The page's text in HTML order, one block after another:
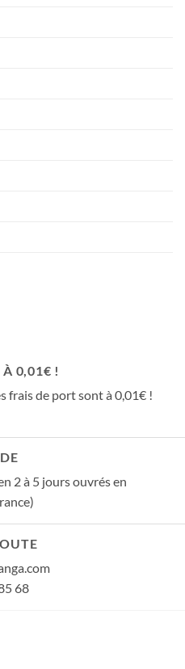
À 0,01€ !
frais de port sont à 0,01€ !
2 à 5 jours ouvrés en
68